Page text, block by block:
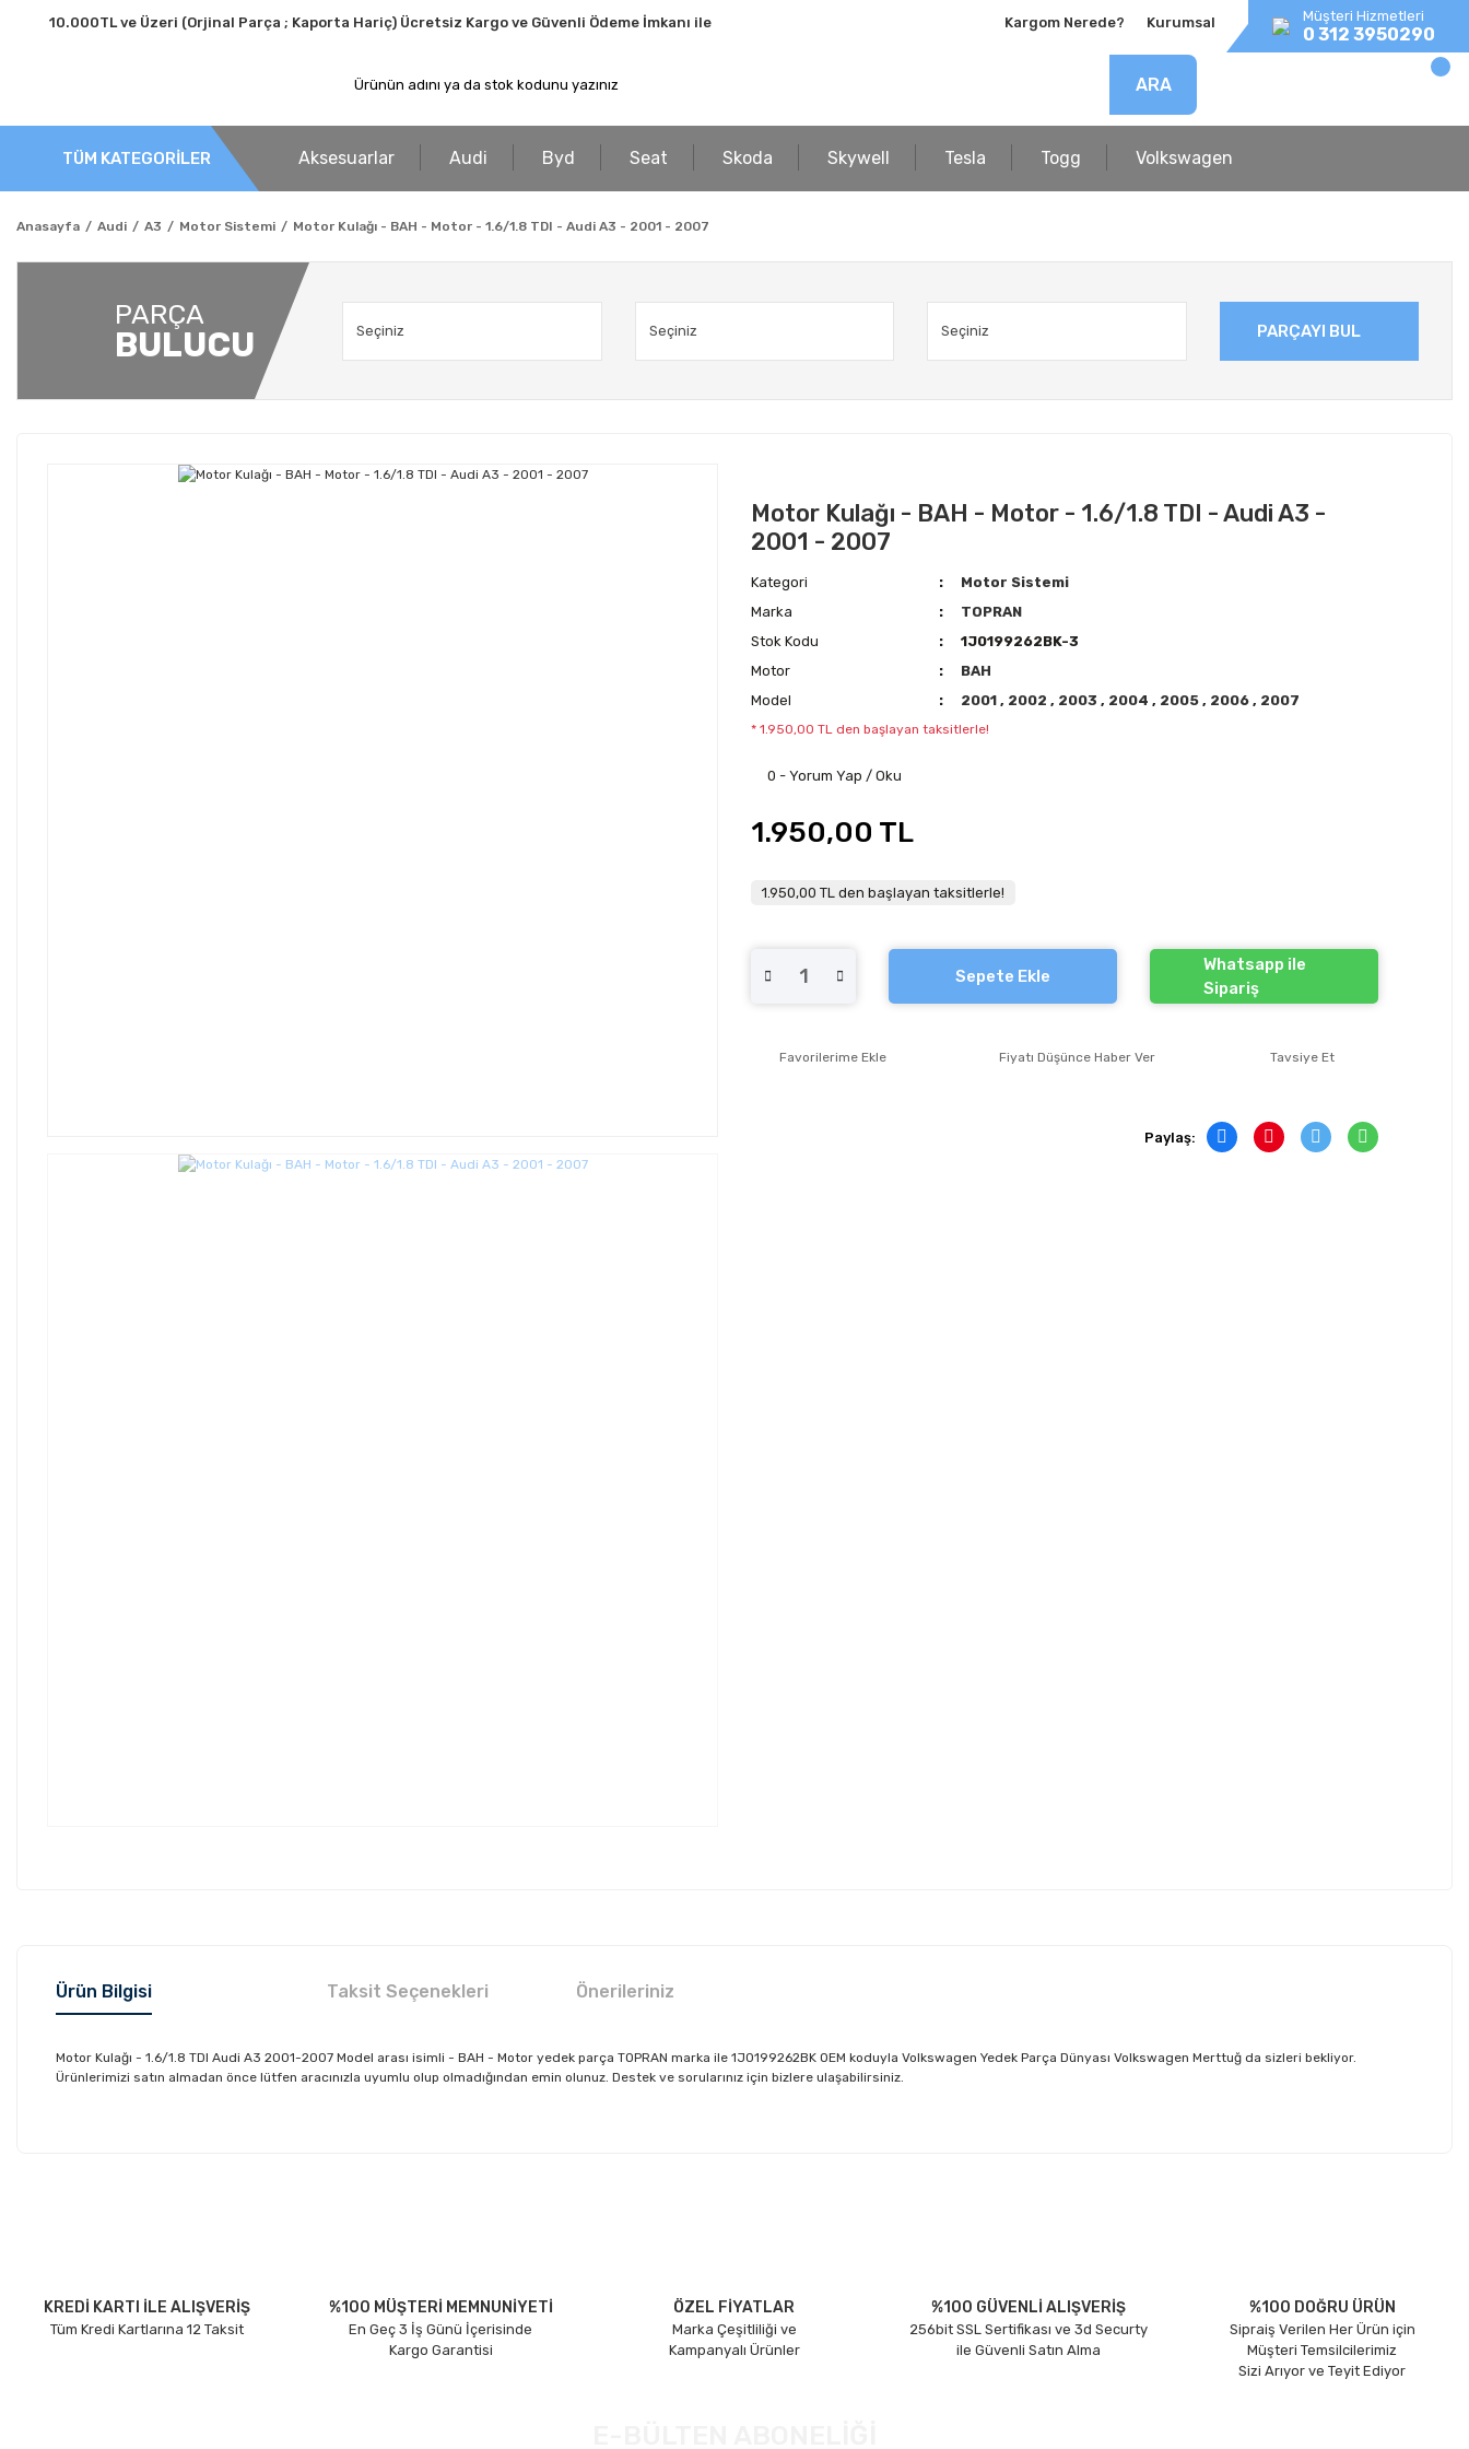
10.000TL ve Üzeri (Orjinal Parça ; Kaporta Hariç) Ücretsiz Kargo ve Güvenli Ödeme İmkanı ile Kargom Nerede? Kurumsal Müşteri Hizmetleri
0 312 3950290
ARA
TÜM KATEGORİLER Aksesuarlar Audi Byd Seat Skoda Skywell Tesla Togg Volkswagen
Anasayfa Audi A3 Motor Sistemi Motor Kulağı - BAH - Motor - 1.6/1.8 TDI - Audi A3 - 2001 - 2007
PARÇA
BULUCU PARÇAYI BUL
Motor Kulağı - BAH - Motor - 1.6/1.8 TDI - Audi A3 -
2001 - 2007
Kategori
Motor Sistemi
Marka
TOPRAN
Stok Kodu
1J0199262BK-3
Motor
BAH
Model
2001, 2002, 2003, 2004, 2005, 2006, 2007
* 1.950,00 TL den başlayan taksitlerle!
0 - Yorum Yap / Oku
1.950,00 TL
1.950,00 TL den başlayan taksitlerle!
Sepete Ekle
Whatsapp ile
Sipariş
Fiyatı Düşünce Haber Ver Tavsiye Et
Paylaş:
Ürün Bilgisi Taksit Seçenekleri Önerileriniz
Motor Kulağı - 1.6/1.8 TDI Audi A3 2001-2007 Model arası isimli - BAH - Motor yedek parça TOPRAN marka ile 1J0199262BK OEM koduyla Volkswagen Yedek Parça Dünyası Volkswagen Merttuğ da sizleri bekliyor.
Ürünlerimizi satın almadan önce lütfen aracınızla uyumlu olup olmadığından emin olunuz. Destek ve sorularınız için bizlere ulaşabilirsiniz.
Ürün bilgilerinde hatalar bulunuyor.
Ürün fiyatı diğer sitelerden daha pahalı.
KREDİ KARTI İLE ALIŞVERİŞ
Tüm Kredi Kartlarına 12 Taksit
%100 MÜŞTERİ MEMNUNİYETİ
En Geç 3 İş Günü İçerisinde
Kargo Garantisi
ÖZEL FİYATLAR
Marka Çeşitliliği ve
Kampanyalı Ürünler
%100 GÜVENLİ ALIŞVERİŞ
256bit SSL Sertifikası ve 3d Securty
ile Güvenli Satın Alma
%100 DOĞRU ÜRÜN
Sipraiş Verilen Her Ürün için
Müşteri Temsilcilerimiz
Sizi Arıyor ve Teyit Ediyor